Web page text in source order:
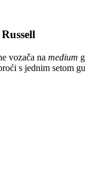
vozača na medium
s jednim setom